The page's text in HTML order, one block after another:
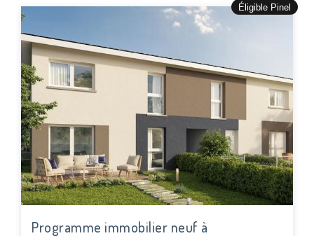
Éligible Pinel
Programme immobilier neuf à